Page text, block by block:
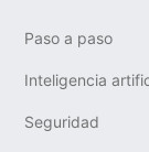
Paso a paso
Inteligencia
Seguridad